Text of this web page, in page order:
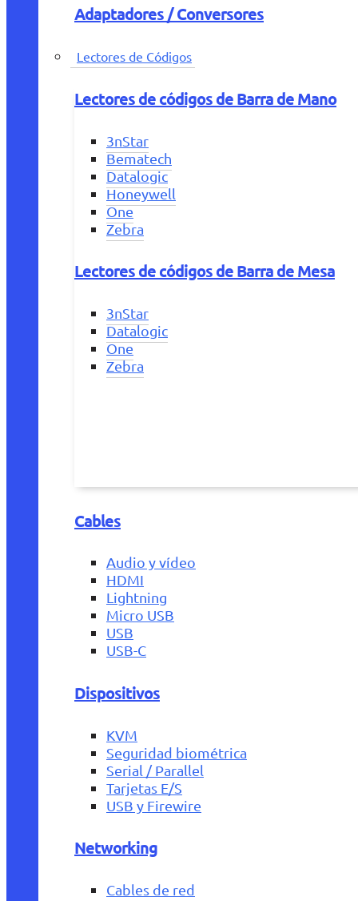
Adaptadores / Conversores
Lectores de Códigos
Lectores de códigos de Barra de Mano
3nStar
Bematech
Datalogic
Honeywell
One
Zebra
Lectores de códigos de Barra de Mesa
3nStar
Datalogic
One
Zebra
Cables
Audio y vídeo
HDMI
Lightning
Micro USB
USB
USB-C
Dispositivos
KVM
Seguridad biométrica
Serial / Parallel
Tarjetas E/S
USB y Firewire
Networking
Cables de red